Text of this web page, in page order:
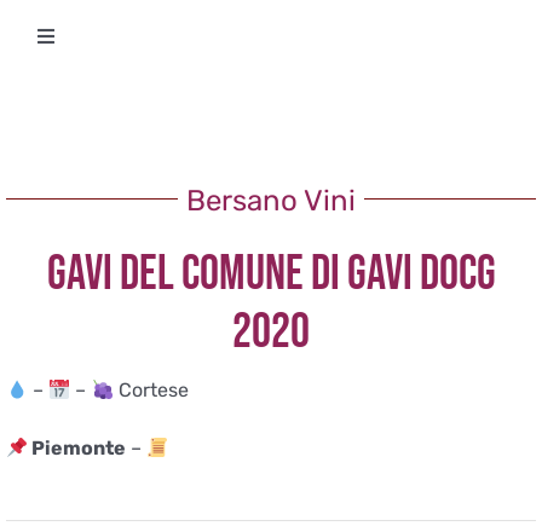
Toggle
Corsi
Bersano Vini
GAVI DEL COMUNE DI GAVI DOCG
2020
– – Cortese
Piemonte –